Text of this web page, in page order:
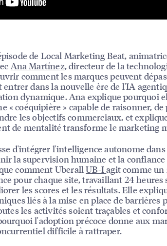
de Local Marketing Beat,
Ana Martínez, directeur de la
comment les marques peuvent
entrer dans la nouvelle ère de l'IA
dynamique. Ana explique pourquoi
« coéquipière » capable de raisonner,
les objectifs commerciaux, et
de mentalité transforme le marketing
d'intégrer l'intelligence autonome
la supervision humaine et la confiance
comment UberallUB-Iagit comme un
pour chaque site, travaillant 24 heures
les scores et les résultats. Elle
liés à la mise en place de barrières
les activités soient traçables et
l'adoption précoce donne aux
difficile à rattraper.